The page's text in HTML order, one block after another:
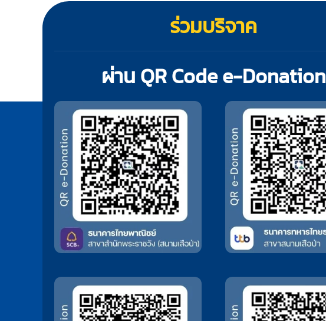
ร่วมบริจาค
ผ่าน QR Code e-Donation